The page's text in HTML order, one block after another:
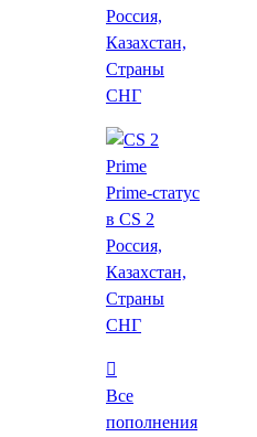
Россия,
Казахстан,
Страны
СНГ
Prime-статус
в CS 2
Россия,
Казахстан,
Страны
СНГ
Все
пополнения
Купить
Steam-Acc...
Купить
SousBuy
Купить
Маркетплейс
138 ₽
Купить
Zaka-Zaka